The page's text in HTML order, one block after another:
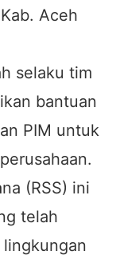
Aceh
selaku tim
bantuan
PIM untuk
(RSS) ini
telah
lingkungan